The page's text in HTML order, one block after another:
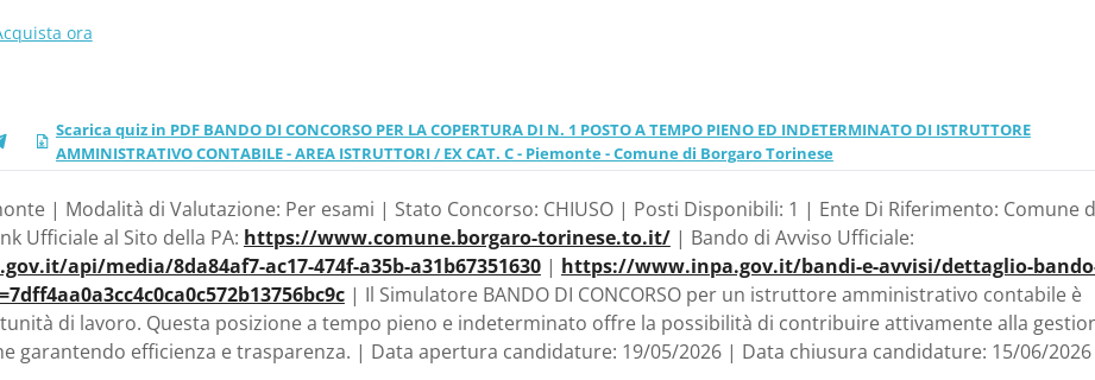
ora
Scarica quiz in PDF BANDO DI CONCORSO PER LA COPERTURA DI N. 1 POSTO A TEMPO PIENO ED INDETERMINATO DI ISTRUTTORE
AMMINISTRATIVO CONTABILE - AREA ISTRUTTORI / EX CAT. C - Piemonte - Comune di Borgaro Torinese
| Modalità di Valutazione: Per esami | Stato Concorso: CHIUSO | Posti Disponibili: 1 | Ente Di Riferimento: Comune
Ufficiale al Sito della PA: https://www.comune.borgaro-torinese.to.it/| Bando di Avviso Ufficiale:
api/media/8da84af7-ac17-474f-a35b-a31b67351630| https://www.inpa.gov.it/bandi-e-avvisi/dettaglio-
| Il Simulatore BANDO DI CONCORSO per un istruttore amministrativo contabile è
di lavoro. Questa posizione a tempo pieno e indeterminato offre la possibilità di contribuire attivamente alla
garantendo efficienza e trasparenza. | Data apertura candidature: 19/05/2026 | Data chiusura candidature: 15/06/2026